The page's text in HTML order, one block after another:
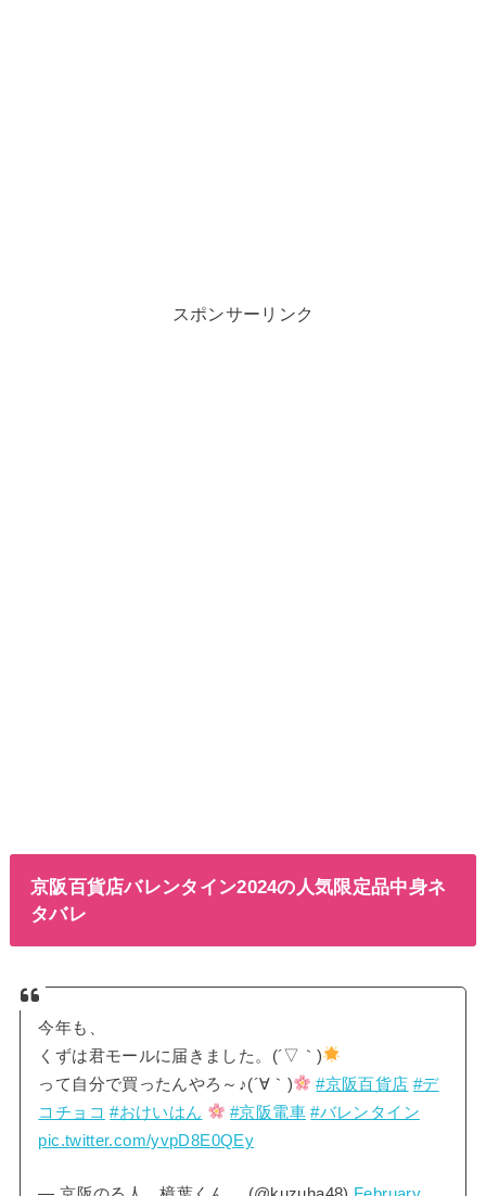
スポンサーリンク
京阪百貨店バレンタイン2024の人気限定品中身ネ
タバレ
今年も、
くずは君モールに届きました。(´▽｀)
って自分で買ったんやろ～♪(´∀｀)
#京阪百貨店 #デ
コチョコ #おけいはん #京阪電車 #バレンタイン
pic.twitter.com/yvpD8E0QEy